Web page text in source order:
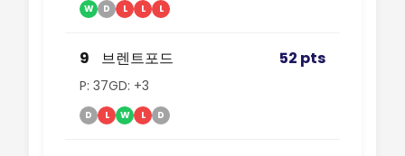
W D L L L
9 브렌트포드 52 pts
P: 37GD: +3
D L W L D